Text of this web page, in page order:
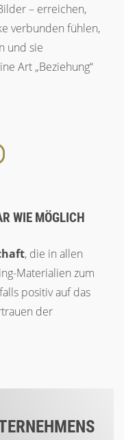
– erreichen,
verbunden fühlen,
und sie
Art „Beziehung“
WIE MÖGLICH
, die in allen
Materialien zum
positiv auf das
der